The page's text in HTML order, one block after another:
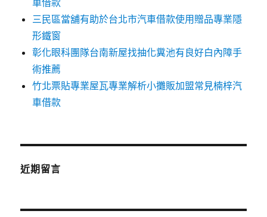
車借款
三民區當舖有助於台北市汽車借款使用贈品專業隱
形鐵窗
彰化眼科團隊台南新屋找抽化糞池有良好白內障手
術推薦
竹北票貼專業屋瓦專業解析小攤販加盟常見楠梓汽
車借款
近期留言